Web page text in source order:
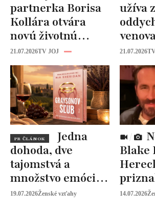
partnerka Borisa
Kollára otvára
novú životnú
kapitolu: Laura
Vizváryová ide
pomáhať ženám
21.07.2026TV JOJ
užíva
rodine
na
21.07.2026
PR ČLÁNOK
dohoda, dve
tajomstvá a
množstvo emócií.
Mia Sheridan a
19.07.2026Ženské vzťahy
Blake
peňazí
14.07.2026